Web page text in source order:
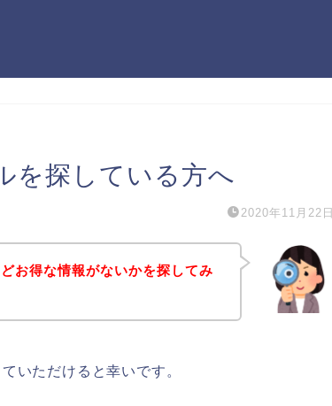
を探している方へ
2020年11月22日
お得な情報がないかを探してみ
いただけると幸いです。